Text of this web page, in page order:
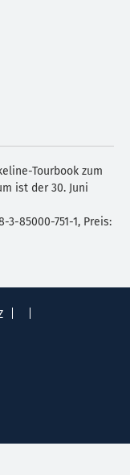
Tourbook zum
ist der 30. Juni
3-85000-751-1, Preis: